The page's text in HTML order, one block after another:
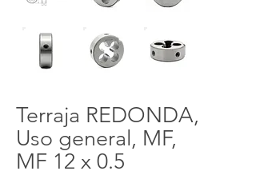
Terraja REDONDA,
Uso general, MF,
MF 12 x 0.5